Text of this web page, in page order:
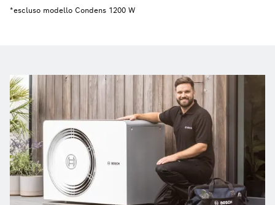
*escluso modello Condens 1200 W